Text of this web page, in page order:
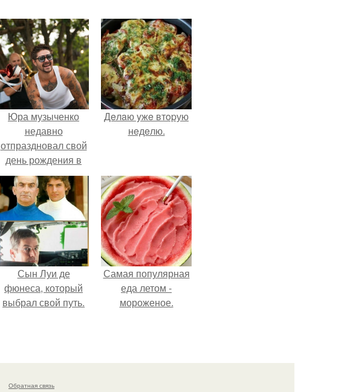
Юра музыченко
недавно
отпраздновал свой
день рождения в
кругу самых
близких и родных
людей.
Дeлaю yжe втopую
нeдeлю.
Сын Луи де
фюнеса, который
выбрал свой путь.
Самая популярная
еда летом -
мороженое.
Обратная связь